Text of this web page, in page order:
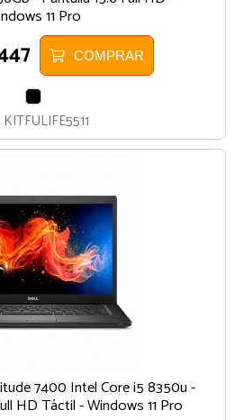
11 Pro
COMPRAR
KITFULIFE5511
7400 Intel Core i5 8350u -
HD Táctil - Windows 11 Pro